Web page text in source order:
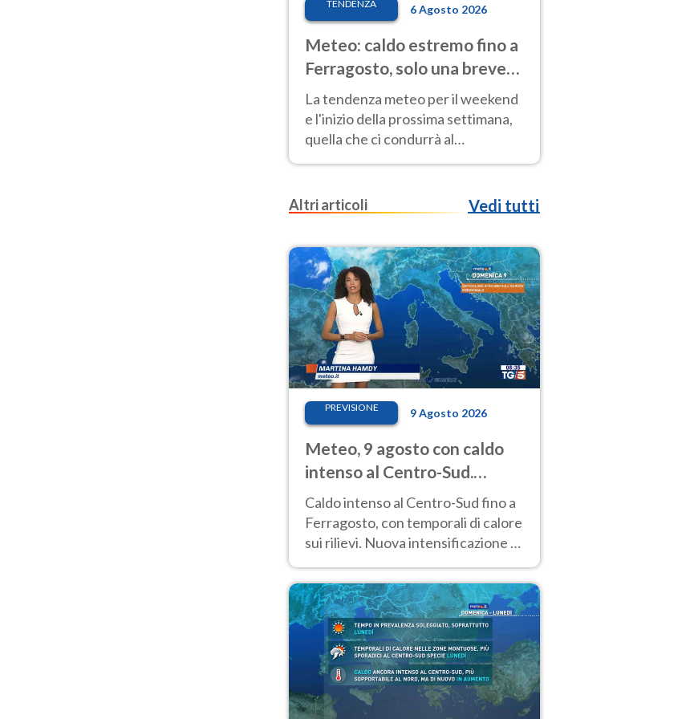
TENDENZA 6 Agosto 2026
Meteo: caldo estremo fino a
Ferragosto, solo una breve
pausa. Ecco dove
La tendenza meteo per il weekend
e l'inizio della prossima settimana,
quella che ci condurrà al
Ferragosto, vede ancora
Altri articoli
Vedi tutti
PREVISIONE 9 Agosto 2026
Meteo, 9 agosto con caldo
intenso al Centro-Sud.
Temporali sui rilievi
Caldo intenso al Centro-Sud fino a
Ferragosto, con temporali di calore
sui rilievi. Nuova intensificazione la
verso i 40 °C.